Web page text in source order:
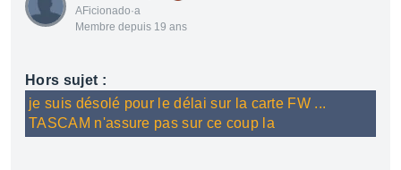
AFicionado·a
Membre depuis 19 ans
Hors sujet :
je suis désolé pour le délai sur la carte FW ...
TASCAM n'assure pas sur ce coup la